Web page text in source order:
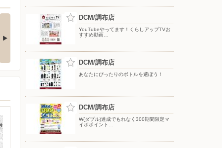
ダブル)達成でもれな
300期間限定マ…
キャンペーン対象】 ・キ
ンペーン期間中に…
ンスに！夏のわく…
DCM/調布店
YouTubeやってます！くらしアップTVお
すすめ動画…
DCM/調布店
あなたにぴったりのボトルを選ぼう！
DCM/調布店
W(ダブル)達成でもれなく300期間限定マ
イボポイント…